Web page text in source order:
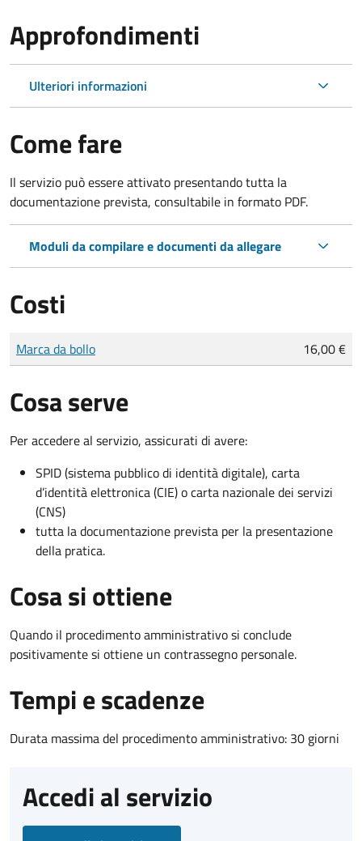
Approfondimenti
Ulteriori informazioni
Come fare
Il servizio può essere attivato presentando tutta la
documentazione prevista, consultabile in formato PDF.
Moduli da compilare e documenti da allegare
Costi
Tipo di pagamento
Importo
Marca da bollo 16,00 €
Cosa serve
Per accedere al servizio, assicurati di avere:
SPID (sistema pubblico di identità digitale), carta
d’identità elettronica (CIE) o carta nazionale dei servizi
(CNS)
tutta la documentazione prevista per la presentazione
della pratica.
Cosa si ottiene
Quando il procedimento amministrativo si conclude
positivamente si ottiene un contrassegno personale.
Tempi e scadenze
Durata massima del procedimento amministrativo: 30 giorni
Accedi al servizio